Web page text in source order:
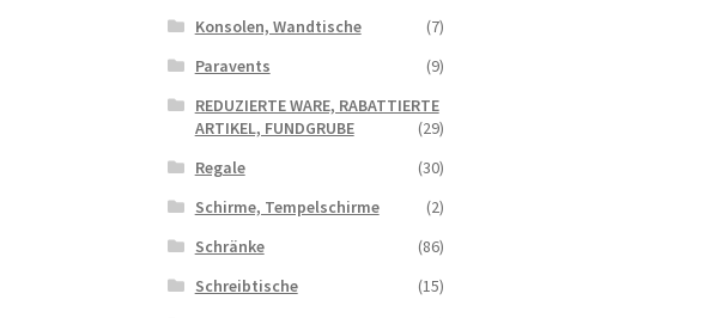
Konsolen, Wandtische
(7)
Paravents
(9)
REDUZIERTE WARE, RABATTIERTE
ARTIKEL, FUNDGRUBE
(29)
Regale
(30)
Schirme, Tempelschirme
(2)
Schränke
(86)
Schreibtische
(15)